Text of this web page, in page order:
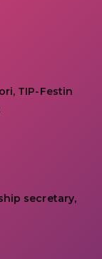
TIP-Festin
secretary,